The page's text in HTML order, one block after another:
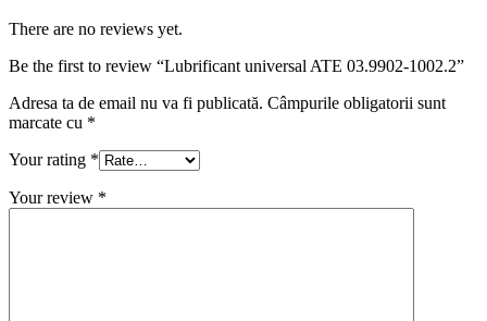
There are no reviews yet.
Be the first to review “Lubrificant universal ATE 03.9902-1002.2”
Adresa ta de email nu va fi publicată. Câmpurile obligatorii sunt
marcate cu *
Your rating *
Your review *